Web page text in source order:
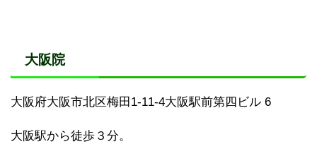
大阪院
大阪府大阪市北区梅田1-11-4大阪駅前第四ビル 6
大阪駅から徒歩３分。